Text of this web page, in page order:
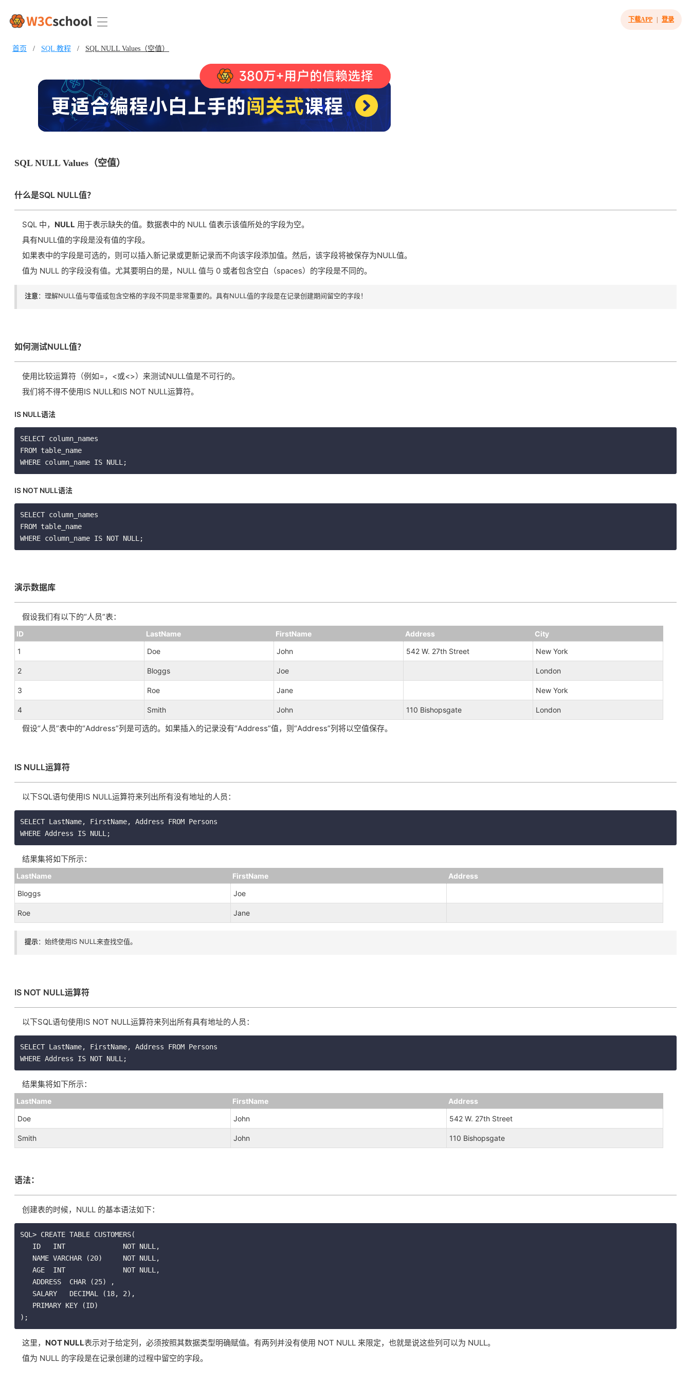
下载APP 登录
首页 / SQL 教程 / SQL NULL Values（空值）
SQL NULL Values（空值）
什么是SQL NULL值？
SQL 中， NULL 用于表示缺失的值。数据表中的 NULL 值表示该值所处的字段为空。
具有NULL值的字段是没有值的字段。
如果表中的字段是可选的，则可以插入新记录或更新记录而不向该字段添加值。然后，该字段将被保存为NULL值。
值为 NULL 的字段没有值。尤其要明白的是，NULL 值与 0 或者包含空白（spaces）的字段是不同的。
注意：理解NULL值与零值或包含空格的字段不同是非常重要的。具有NULL值的字段是在记录创建期间留空的字段！
如何测试NULL值？
使用比较运算符（例如=，<或<>）来测试NULL值是不可行的。
我们将不得不使用IS NULL和IS NOT NULL运算符。
IS NULL语法
SELECT column_names
FROM table_name
WHERE column_name IS NULL;
IS NOT NULL语法
SELECT column_names
FROM table_name
WHERE column_name IS NOT NULL;
演示数据库
假设我们有以下的“人员”表：
ID LastName FirstName Address
City
1
Doe John 542 W. 27th Street New York
2 Bloggs Joe London
3 Roe Jane New York
4 Smith John 110 Bishopsgate London
假设“人员”表中的“Address”列是可选的。如果插入的记录没有“Address”值，则“Address”列将以空值保存。
IS NULL运算符
以下SQL语句使用IS NULL运算符来列出所有没有地址的人员：
SELECT LastName, FirstName, Address FROM Persons
WHERE Address IS NULL;
结果集将如下所示：
LastName FirstName
Address
Bloggs
Joe
Roe Jane
提示：始终使用IS NULL来查找空值。
IS NOT NULL运算符
以下SQL语句使用IS NOT NULL运算符来列出所有具有地址的人员：
SELECT LastName, FirstName, Address FROM Persons
WHERE Address IS NOT NULL;
结果集将如下所示：
LastName FirstName
Address
Doe
John 542 W. 27th Street
Smith John 110 Bishopsgate
语法：
创建表的时候，NULL 的基本语法如下：
SQL> CREATE TABLE CUSTOMERS(
);
这里， NOT NULL表示对于给定列，必须按照其数据类型明确赋值。有两列并没有使用 NOT NULL 来限定，也就是说这些列可以为 NULL。
值为 NULL 的字段是在记录创建的过程中留空的字段。